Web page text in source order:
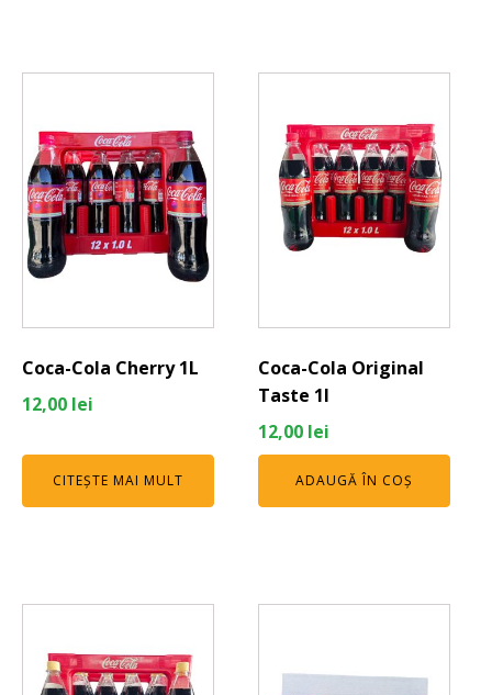
Coca-Cola Cherry 1L
12,00 lei
CITEȘTE MAI MULT
Coca-Cola Original
Taste 1l
12,00 lei
ADAUGĂ ÎN COȘ